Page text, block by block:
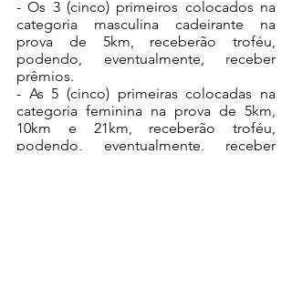
- Os 3 (cinco) primeiros colocados na
categoria masculina cadeirante na
prova de 5km, receberão troféu,
podendo, eventualmente, receber
prêmios.
- As 5 (cinco) primeiras colocadas na
categoria feminina na prova de 5km,
10km e 21km, receberão troféu,
podendo, eventualmente, receber